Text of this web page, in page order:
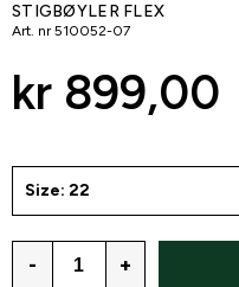
STIGBØYLER FLEX
Art. nr 510052-07
kr 899,00
Size: 22
- +